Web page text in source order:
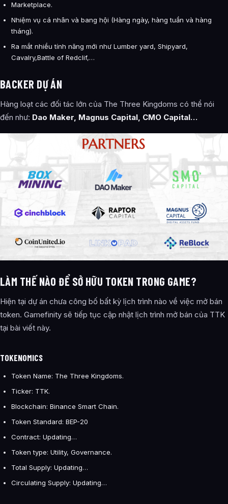
Marketplace.
Nhiệm vụ cá nhân và bang hội (Hàng ngày, hàng tuần và hàng
tháng).
Ra mắt nhiều tính năng mới như Lumber yard, Shipyard,
Cavalry,Battle of Redclif,…
BACKER DỰ ÁN
Hàng loạt các đối tác lớn của The Three Kingdoms có thể nói
đến như: Dao Maker, Magnus Capital, CMO Capital…
LÀM THẾ NÀO ĐỂ SỞ HỮU TOKEN TRONG GAME?
Hiện tại dự án chưa công bố bất kỳ lịch trình nào về việc mở bán
token. Gamefinity sẽ tiếp tục cập nhật lịch trình mở bán của TTK
tại bài viết này.
TOKENOMICS
Token Name: The Three Kingdoms.
Ticker: TTK.
Blockchain: Binance Smart Chain.
Token Standard: BEP-20
Contract: Updating…
Token type: Utility, Governance.
Total Supply: Updating…
Circulating Supply: Updating…